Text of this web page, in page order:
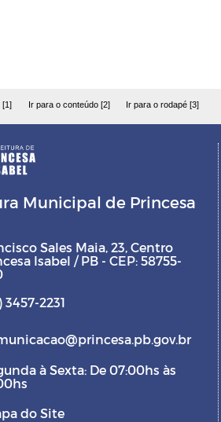
[1] Ir para o conteúdo [2] Ir para o rodapé [3]
Municipal de Princesa
Sales Maia, 23, Centro
Isabel / PB - CEP: 58755-
3457-2231
à Sexta: De 07:00hs às
do Site